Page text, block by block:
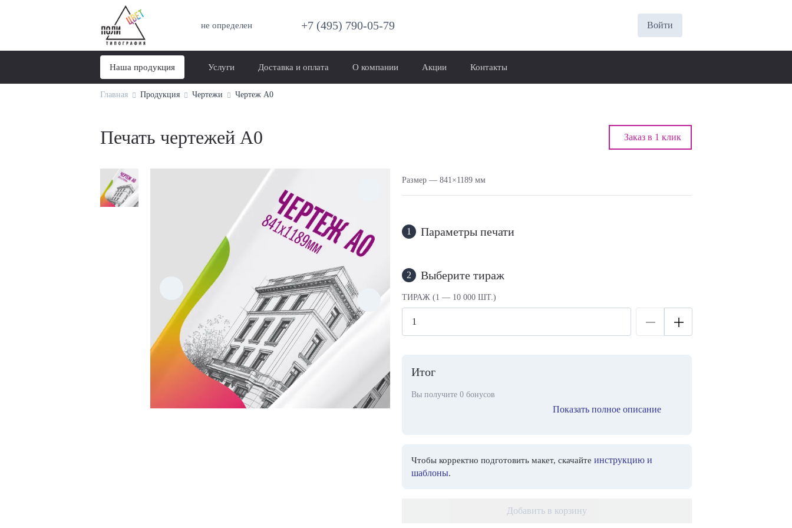
не определен +7 (495) 790-05-79 Войти
Наша продукция Услуги Доставка и оплата О компании Акции Контакты
Главная Продукция Чертежи Чертеж А0
Печать чертежей А0 Заказ в 1 клик
Размер — 841×1189 мм
1 Параметры печати
2 Выберите тираж
ТИРАЖ (1 — 10 000 ШТ.)
Итог
Вы получите 0 бонусов
Показать полное описание
Чтобы корректно подготовить макет, скачайте инструкцию и
шаблоны.
Добавить в корзину